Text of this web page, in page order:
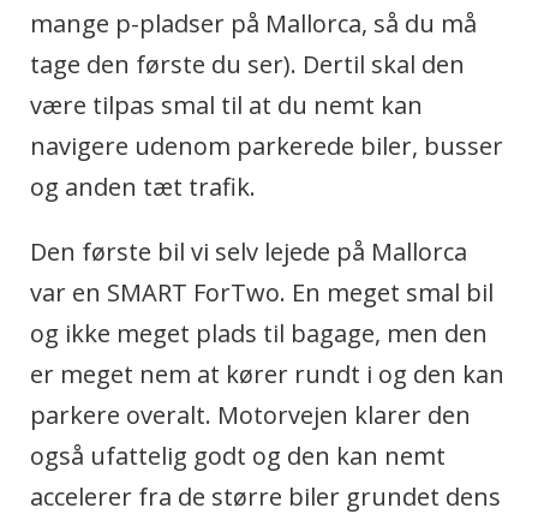
mange p-pladser på Mallorca, så du må
tage den første du ser). Dertil skal den
være tilpas smal til at du nemt kan
navigere udenom parkerede biler, busser
og anden tæt trafik.
Den første bil vi selv lejede på Mallorca
var en SMART ForTwo. En meget smal bil
og ikke meget plads til bagage, men den
er meget nem at kører rundt i og den kan
parkere overalt. Motorvejen klarer den
også ufattelig godt og den kan nemt
accelerer fra de større biler grundet dens